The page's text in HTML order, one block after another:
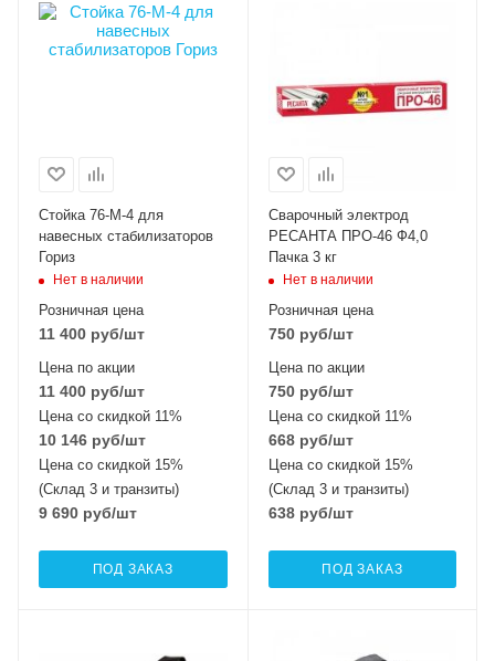
Стойка 76-М-4 для
навесных стабилизаторов
Гориз
Нет в наличии
Розничная цена
11 400 руб/шт
Цена по акции
11 400 руб/шт
Цена со скидкой 11%
10 146 руб/шт
Цена со скидкой 15%
(Склад 3 и транзиты)
9 690 руб/шт
ПОД ЗАКАЗ
Сварочный электрод
РЕСАНТА ПРО-46 Ф4,0
Пачка 3 кг
Нет в наличии
Розничная цена
750руб/шт
Цена по акции
750руб/шт
Цена со скидкой 11%
668руб/шт
Цена со скидкой 15%
(Склад 3 и транзиты)
638руб/шт
ПОД ЗАКАЗ